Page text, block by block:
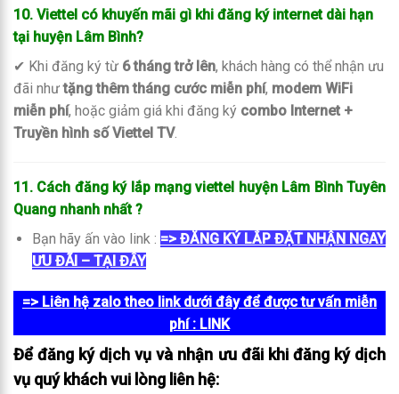
10. Viettel có khuyến mãi gì khi đăng ký internet dài hạn
tại huyện Lâm Bình?
✔ Khi đăng ký từ 6 tháng trở lên, khách hàng có thể nhận ưu
đãi nhưtặng thêm tháng cước miễn phí, modem WiFi
miễn phí, hoặc giảm giá khi đăng ký combo Internet +
Truyền hình số Viettel TV.
11. Cách đăng ký lắp mạng viettel huyện Lâm Bình Tuyên
Quang nhanh nhất?
Bạn hãy ấn vào link : => ĐĂNG KÝ LẮP ĐẶT NHẬN NGAY
ƯU ĐÃI – TẠI ĐÂY
=> Liên hệ zalo theo link dưới đây để được tư vấn miễn
phí: LINK
Để đăng ký dịch vụ và nhận ưu đãi khi đăng ký dịch
vụ quý khách vui lòng liên hệ: